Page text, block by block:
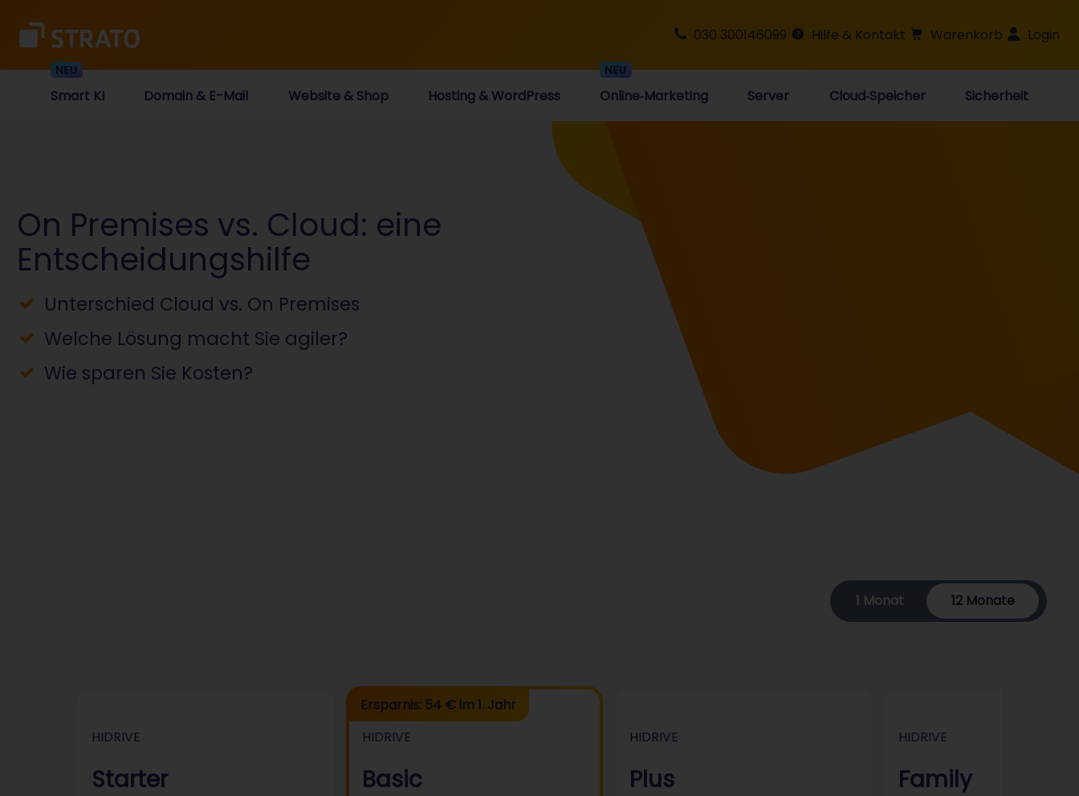
030 300146099 Hilfe & Kontakt Warenkorb Login
Smart KI Domain & E-Mail Website & Shop Hosting & WordPress Online‑Marketing Server Cloud‑Speicher Sicherheit
On Premises vs. Cloud: eine
Entscheidungshilfe
Unterschied Cloud vs. On Premises
Welche Lösung macht Sie agiler?
Wie sparen Sie Kosten?
1 Monat 12 Monate
HIDRIVE
Starter
Ersparnis: 54 € im 1. Jahr
HIDRIVE
Basic
HIDRIVE
Plus
HIDRIVE
Family